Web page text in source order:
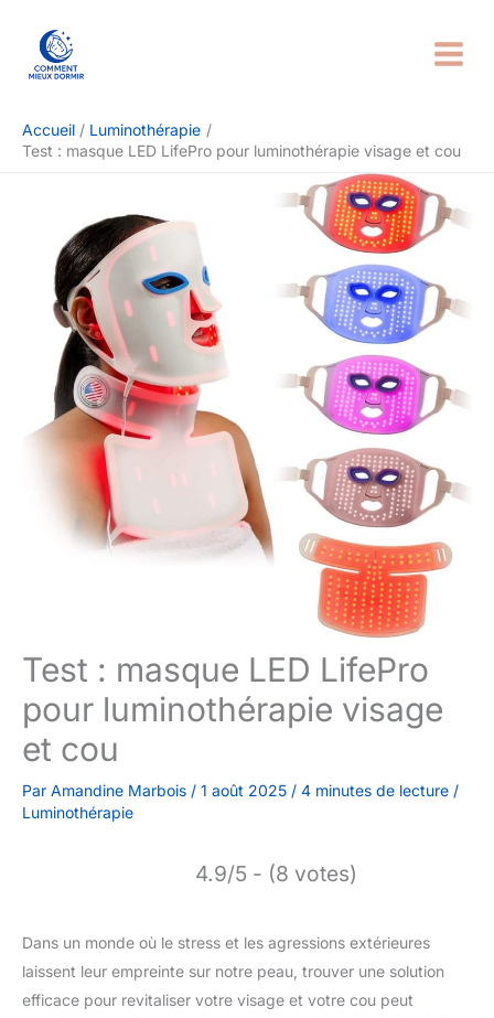
contenu
Accueil
Luminothérapie
Test : masque LED LifePro pour luminothérapie visage et cou
Test : masque LED LifePro
pour luminothérapie visage
et cou
Par Amandine Marbois / 1 août 2025 / 4 minutes de lecture /
Luminothérapie
4.9/5 - (8 votes)
Dans un monde où le stress et les agressions extérieures
laissent leur empreinte sur notre peau, trouver une solution
efficace pour revitaliser votre visage et votre cou peut